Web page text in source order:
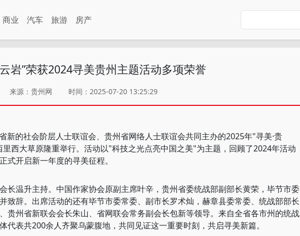
商业 汽车 旅游 房产
岩”荣获2024寻美贵州主题活动多项荣誉
来源：贵州网 时间：2025-07-20 13:25:29
的社会阶层人士联谊会、贵州省网络人士联谊会共同主办的2025年"寻美·贵
西大草原隆重举行。活动以"科技之光点亮中国之美"为主题，回顾了2024年活动
式开启新一年度的寻美征程。
温升主持。中国作家协会原副主席叶辛，贵州省委统战部副部长黄荣，毕节市委
致辞。出席活动的还有毕节市委常委、副市长罗术灿，赫章县委常委、统战部部长
贵州省新联会会长朱山、省网联会常务副会长包新等领导。来自全省各市州的统战
代表共200余人齐聚乌蒙腹地，共同见证这一重要时刻，共启寻美新篇。